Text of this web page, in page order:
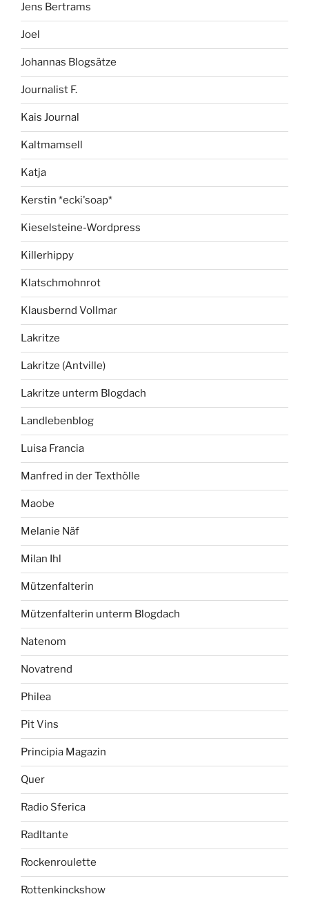
Jens Bertrams
Joel
Johannas Blogsätze
Journalist F.
Kais Journal
Kaltmamsell
Katja
Kerstin *ecki'soap*
Kieselsteine-Wordpress
Killerhippy
Klatschmohnrot
Klausbernd Vollmar
Lakritze
Lakritze (Antville)
Lakritze unterm Blogdach
Landlebenblog
Luisa Francia
Manfred in der Texthölle
Maobe
Melanie Näf
Milan Ihl
Mützenfalterin
Mützenfalterin unterm Blogdach
Natenom
Novatrend
Philea
Pit Vins
Principia Magazin
Quer
Radio Sferica
Radltante
Rockenroulette
Rottenkinckshow